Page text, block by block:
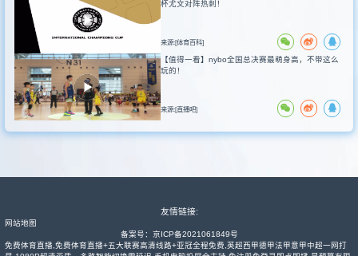
杯尤文对阵热刺！
来源:[体育百科]
【值得一看】nybo全国总决赛最萌身高，不带这么
玩的！
来源:[直播吧]
友情链接:
网站地图
备案号： 京ICP备2021061849号
免费体育直播,免费体育直播+五大联赛高清线路+亚冠全程免费,英超西甲德甲法甲意甲中超一网打